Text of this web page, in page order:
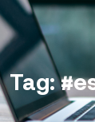
Tag: